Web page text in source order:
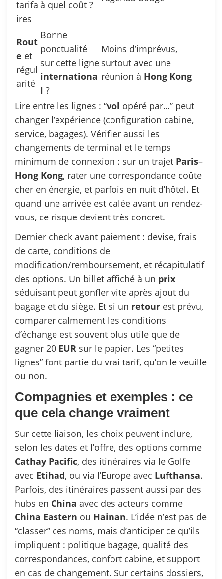
tarifa
ires
à quel coût ?
Rout
e et
régul
arité
Bonne
ponctualité
sur cette ligne
internationa
l ?
Moins d’imprévus,
surtout avec une
réunion à Hong Kong
Lire entre les lignes : “vol opéré par…” peut
changer l’expérience (configuration cabine,
service, bagages). Vérifier aussi les
changements de terminal et le temps
minimum de connexion : sur un trajet Paris–
Hong Kong, rater une correspondance coûte
cher en énergie, et parfois en nuit d’hôtel. Et
quand une arrivée est calée avant un rendez-
vous, ce risque devient très concret.
Dernier check avant paiement : devise, frais
de carte, conditions de
modification/remboursement, et récapitulatif
des options. Un billet affiché à un prix
séduisant peut gonfler vite après ajout du
bagage et du siège. Et si un retour est prévu,
comparer calmement les conditions
d’échange est souvent plus utile que de
gagner 20 EUR sur le papier. Les “petites
lignes” font partie du vrai tarif, qu’on le veuille
ou non.
Compagnies et exemples : ce
que cela change vraiment
Sur cette liaison, les choix peuvent inclure,
selon les dates et l’offre, des options comme
Cathay Pacific, des itinéraires via le Golfe
avec Etihad, ou via l’Europe avec Lufthansa.
Parfois, des itinéraires passent aussi par des
hubs en China avec des acteurs comme
China Eastern ou Hainan. L’idée n’est pas de
“classer” ces noms, mais d’anticiper ce qu’ils
impliquent : politique bagage, qualité des
correspondances, confort cabine, et support
en cas de changement. Sur certains dossiers,